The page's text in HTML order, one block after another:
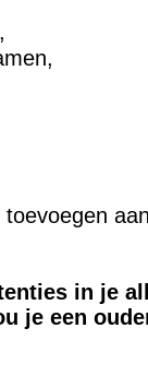
in je
je een